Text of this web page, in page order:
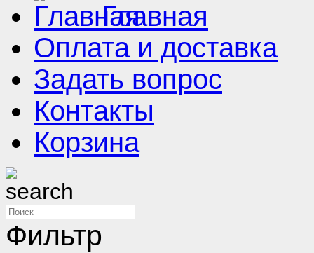
Главная
Оплата и доставка
Задать вопрос
Контакты
Корзина
Фильтр